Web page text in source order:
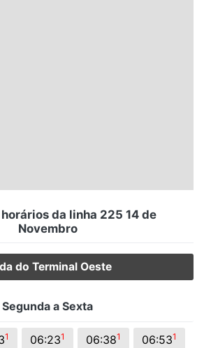
da linha 225 14 de
Novembro
do Terminal Oeste
Segunda a Sexta
1 06:231 06:381 06:531